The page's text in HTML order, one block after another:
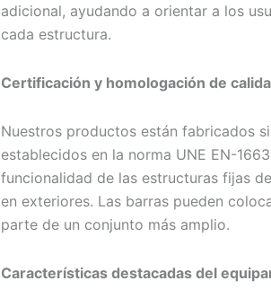
adicional, ayudando a orientar a los
cada estructura.
Certificación y homologación de
Nuestros productos están fabricados
establecidos en la norma UNE EN-
funcionalidad de las estructuras fijas
en exteriores. Las barras pueden
parte de un conjunto más amplio.
Características destacadas del